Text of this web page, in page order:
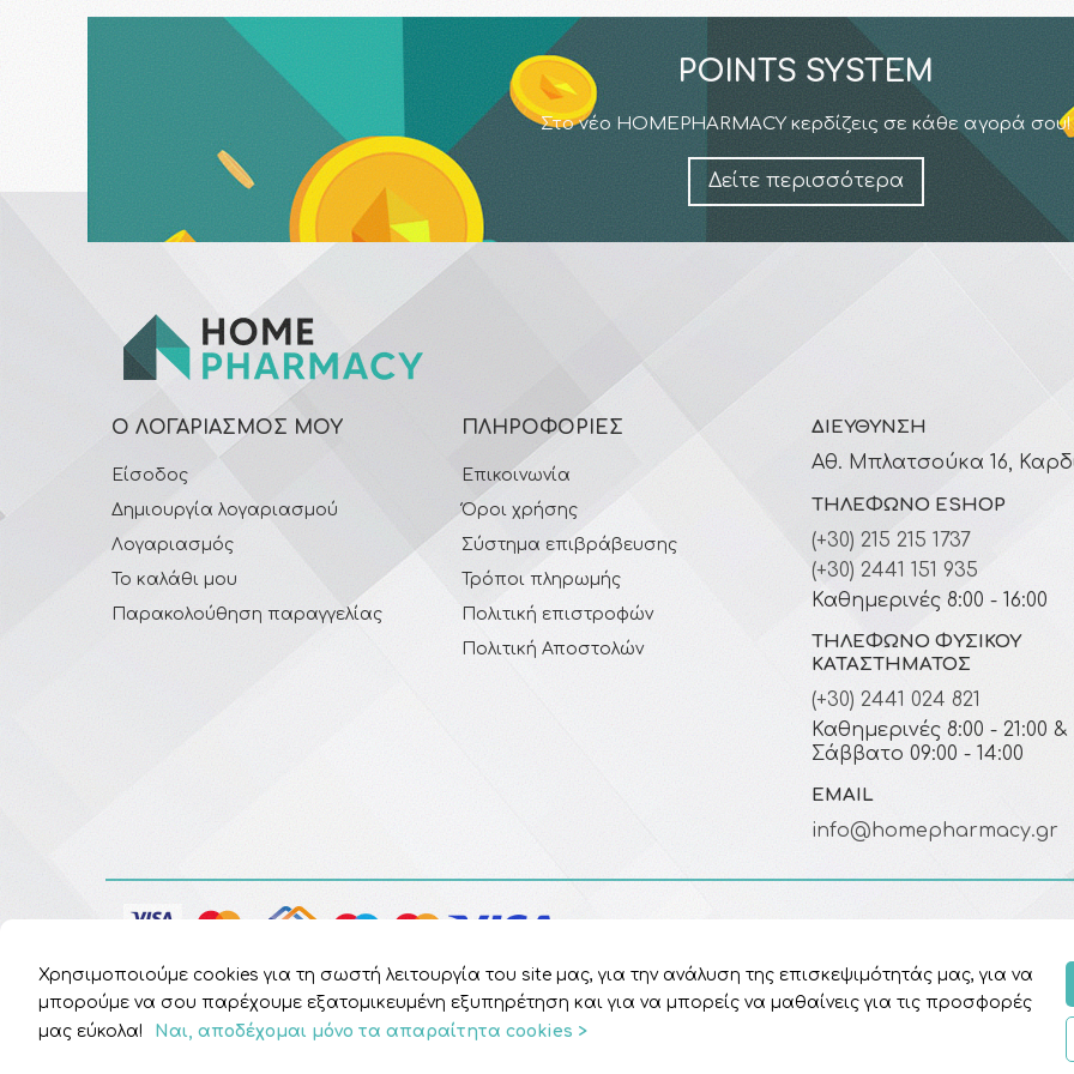
POINTS SYSTEM
Στο νέο HOMEPHARMACY κερδίζεις σε κάθε αγορά σου!
Δείτε περισσότερα
Ο ΛΟΓΑΡΙΑΣΜΌΣ ΜΟΥ
Είσοδος
Δημιουργία λογαριασμού
Λογαριασμός
Το καλάθι μου
Παρακολούθηση παραγγελίας
ΠΛΗΡΟΦΟΡΊΕΣ
Επικοινωνία
Όροι χρήσης
Σύστημα επιβράβευσης
Τρόποι πληρωμής
Πολιτική επιστροφών
Πολιτική Αποστολών
ΔΙΕΎΘΥΝΣΗ
Αθ. Μπλατσούκα 16,
ΤΗΛΈΦΩΝΟ ESHOP
(+30) 215 215 1737
(+30) 2441 151 935
Καθημερινές 8:00 - 16:00
ΤΗΛΈΦΩΝΟ ΦΥΣΙΚΟΎ
ΚΑΤΑΣΤΉΜΑΤΟΣ
(+30) 2441 024 821
Καθημερινές 8:00 - 21:00 &
Σάββατο 09:00 - 14:00
EMAIL
info@homepharmacy.gr
Χρησιμοποιούμε cookies για τη σωστή λειτουργία του site μας, για την ανάλυση της επισκεψιμότητάς μας, για να
μπορούμε να σου παρέχουμε εξατομικευμένη εξυπηρέτηση και για να μπορείς να μαθαίνεις για τις προσφορές
μας εύκολα!
Ναι, αποδέχομαι μόνο τα απαραίτητα cookies >